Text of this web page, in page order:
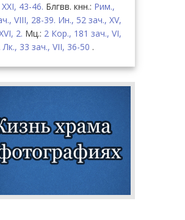
43-46. Блгвв. кнн.: Рим.,
VIII, 28-39. Ин., 52 зач., XV,
2. Мц.: 2 Кор., 181 зач., VI,
Лк., 33 зач., VII, 36-50 .